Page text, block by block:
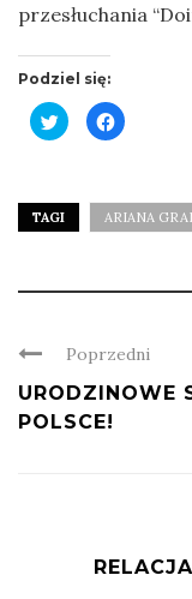
przesłuchania
Podziel się:
Click
to
share
in
new
window)
Click
to
in
new
window)
TAGI ARIANA
Poprzedni
URODZINOWE
POLSCE!